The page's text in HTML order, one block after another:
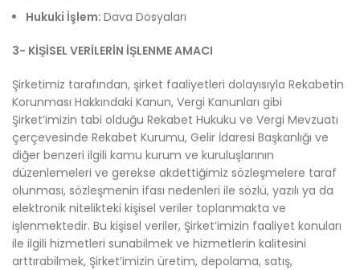
Hukuki İşlem: Dava Dosyaları
3- KİŞİSEL VERİLERİN İŞLENME AMACI
Şirketimiz tarafından, şirket faaliyetleri dolayısıyla Rekabetin
Korunması Hakkındaki Kanun, Vergi Kanunları gibi
Şirket’imizin tabi olduğu Rekabet Hukuku ve Vergi Mevzuatı
çerçevesinde Rekabet Kurumu, Gelir İdaresi Başkanlığı ve
diğer benzeri ilgili kamu kurum ve kuruluşlarının
düzenlemeleri ve gerekse akdettiğimiz sözleşmelere taraf
olunması, sözleşmenin ifası nedenleri ile sözlü, yazılı ya da
elektronik nitelikteki kişisel veriler toplanmakta ve
işlenmektedir. Bu kişisel veriler, Şirket’imizin faaliyet konuları
ile ilgili hizmetleri sunabilmek ve hizmetlerin kalitesini
arttırabilmek, Şirket’imizin üretim, depolama, satış,